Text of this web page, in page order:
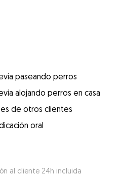
paseando perros
alojando perros en casa
de otros clientes
oral
al cliente 24h incluida